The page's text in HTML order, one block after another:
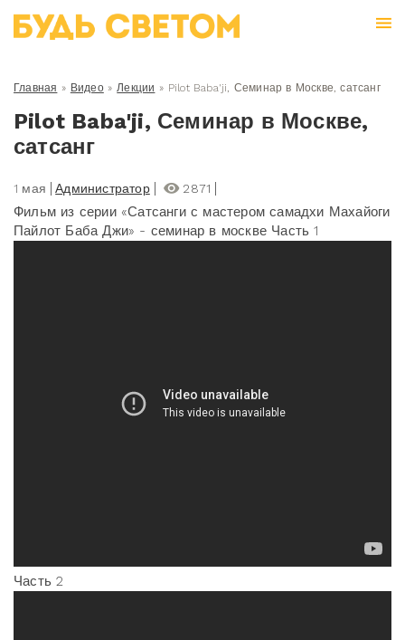
Главная » Видео» Лекции » Pilot Baba'ji, Семинар в Москве, сатсанг
Pilot Baba'ji, Семинар в Москве,
сатсанг
1 мая Администратор 2871
Фильм из серии «Сатсанги с мастером самадхи Махайоги
Пайлот Баба Джи» - семинар в москве Часть 1
Часть 2